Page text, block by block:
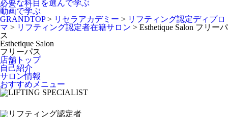
必要な科目を選んで学ぶ
動画で学ぶ
GRANDTOP> リセラアカデミー > リフティング認定ディプロ
マ > リフティング認定者在籍サロン > Esthetique Salon フリーパ
ス
Esthetique Salon
フリーパス
店舗トップ
自己紹介
サロン情報
おすすめメニュー